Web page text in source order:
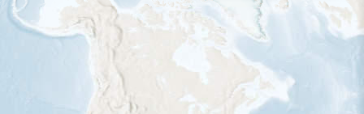
Elija cualquier ubicación en el mapa para
ver dónde más se han vuelto a encontrar
aves marcadas de esta especie.
Ubicaciones con disponibilidad
Ubicaciones conectadas